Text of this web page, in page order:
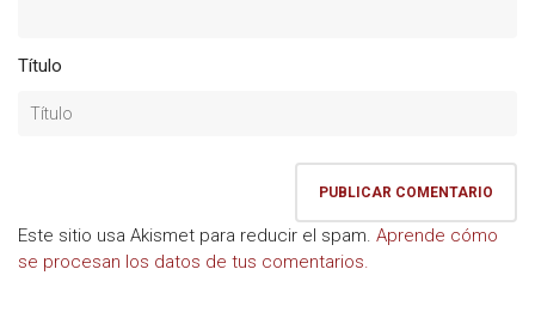
Título
Este sitio usa Akismet para reducir el spam. Aprende cómo
se procesan los datos de tus comentarios.